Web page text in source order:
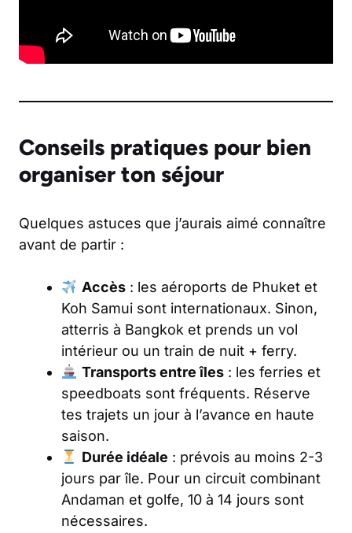
Conseils pratiques pour bien
organiser ton séjour
Quelques astuces que j’aurais aimé connaître
avant de partir :
Accès: les aéroports de Phuket et
Koh Samui sont internationaux. Sinon,
atterris à Bangkok et prends un vol
intérieur ou un train de nuit + ferry.
Transports entre îles: les ferries et
speedboats sont fréquents. Réserve
tes trajets un jour à l’avance en haute
saison.
Durée idéale : prévois au moins 2-3
jours par île. Pour un circuit combinant
Andaman et golfe, 10 à 14 jours sont
nécessaires.